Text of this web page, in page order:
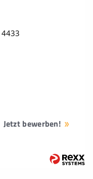
Jetzt bewerben!